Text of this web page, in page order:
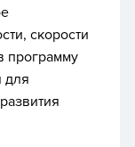
скорости
программу
для